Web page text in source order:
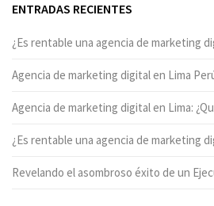
ENTRADAS RECIENTES
¿Es rentable una agencia de marketing
Agencia de marketing digital en Lima
Agencia de marketing digital en Lima:
¿Es rentable una agencia de marketing
Revelando el asombroso éxito de un